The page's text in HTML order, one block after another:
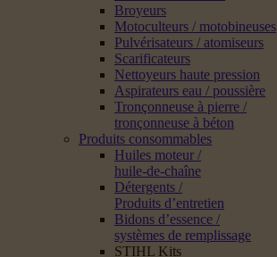
Broyeurs
Motoculteurs / motobineuses
Pulvérisateurs / atomiseurs
Scarificateurs
Nettoyeurs haute pression
Aspirateurs eau / poussière
Tronçonneuse à pierre /
tronçonneuse à béton
Produits consommables
Huiles moteur /
huile-de-chaîne
Détergents /
Produits d’entretien
Bidons d’essence /
systèmes de remplissage
STIHL Kits